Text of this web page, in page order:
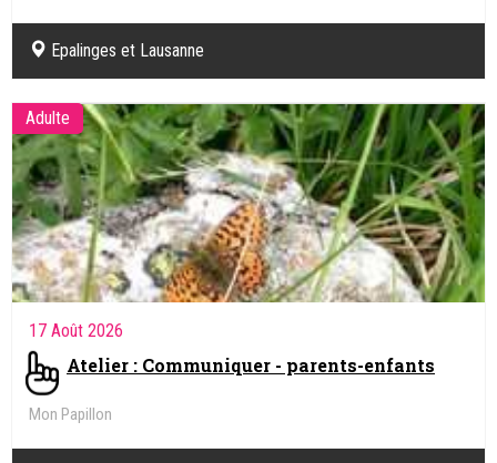
Epalinges et Lausanne
Adulte
17 Août 2026
Atelier : Communiquer - parents-enfants
Mon Papillon